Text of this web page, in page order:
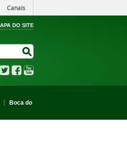
Canais
DO SITE
TwitterFacebook
Boca do